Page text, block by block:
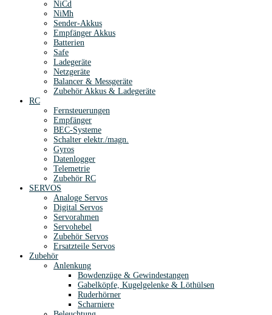
NiCd
NiMh
Sender-Akkus
Empfänger Akkus
Batterien
Safe
Ladegeräte
Netzgeräte
Balancer & Messgeräte
Zubehör Akkus & Ladegeräte
RC
Fernsteuerungen
Empfänger
BEC-Systeme
Schalter elektr./magn.
Gyros
Datenlogger
Telemetrie
Zubehör RC
SERVOS
Analoge Servos
Digital Servos
Servorahmen
Servohebel
Zubehör Servos
Ersatzteile Servos
Zubehör
Anlenkung
Bowdenzüge & Gewindestangen
Gabelköpfe, Kugelgelenke & Löthülsen
Ruderhörner
Scharniere